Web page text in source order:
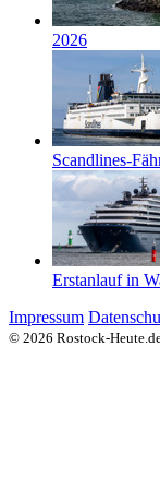
2026
Scandlines-
Erstanlauf in
Impressum
© 2026 Rostock-